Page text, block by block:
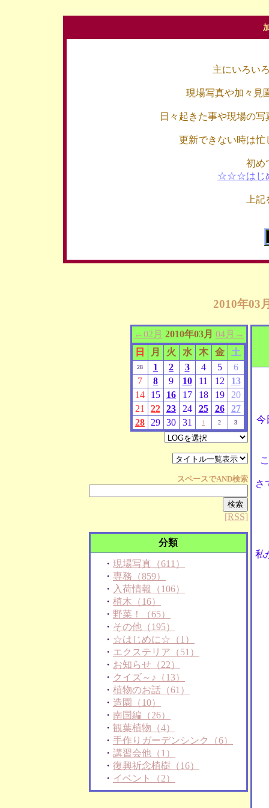
主にいろい
現場写真や加々見
日々起きた事や現場の
更新できない時は忙
初め
☆☆☆はじ
上
2010年03
←02月 2010年03月 04月→
日
月 火 水 木 金 土
28 1 2 3 4 5
6
7
8 9 10 11 12
13
14
15 16 17 18 19
20
21
22 23 24 25 26
27
28 29 30 31 1 2 3
スペースでAND検索
[RSS]
分類
・ 現場写真（611）
・ 専務（859）
・ 入荷情報（106）
・ 植木（16）
・ 野菜！（65）
・ その他（195）
・ ☆はじめに☆（1）
・ エクステリア（51）
・ お知らせ（22）
・ クイズ～♪（13）
・ 植物のお話（61）
・ 造園（10）
・ 南国編（26）
・ 観葉植物（4）
・ 手作りガーデンシンク（6）
・ 講習会他（1）
・ 復興祈念植樹（16）
・ イベント（2）
今
さ
私